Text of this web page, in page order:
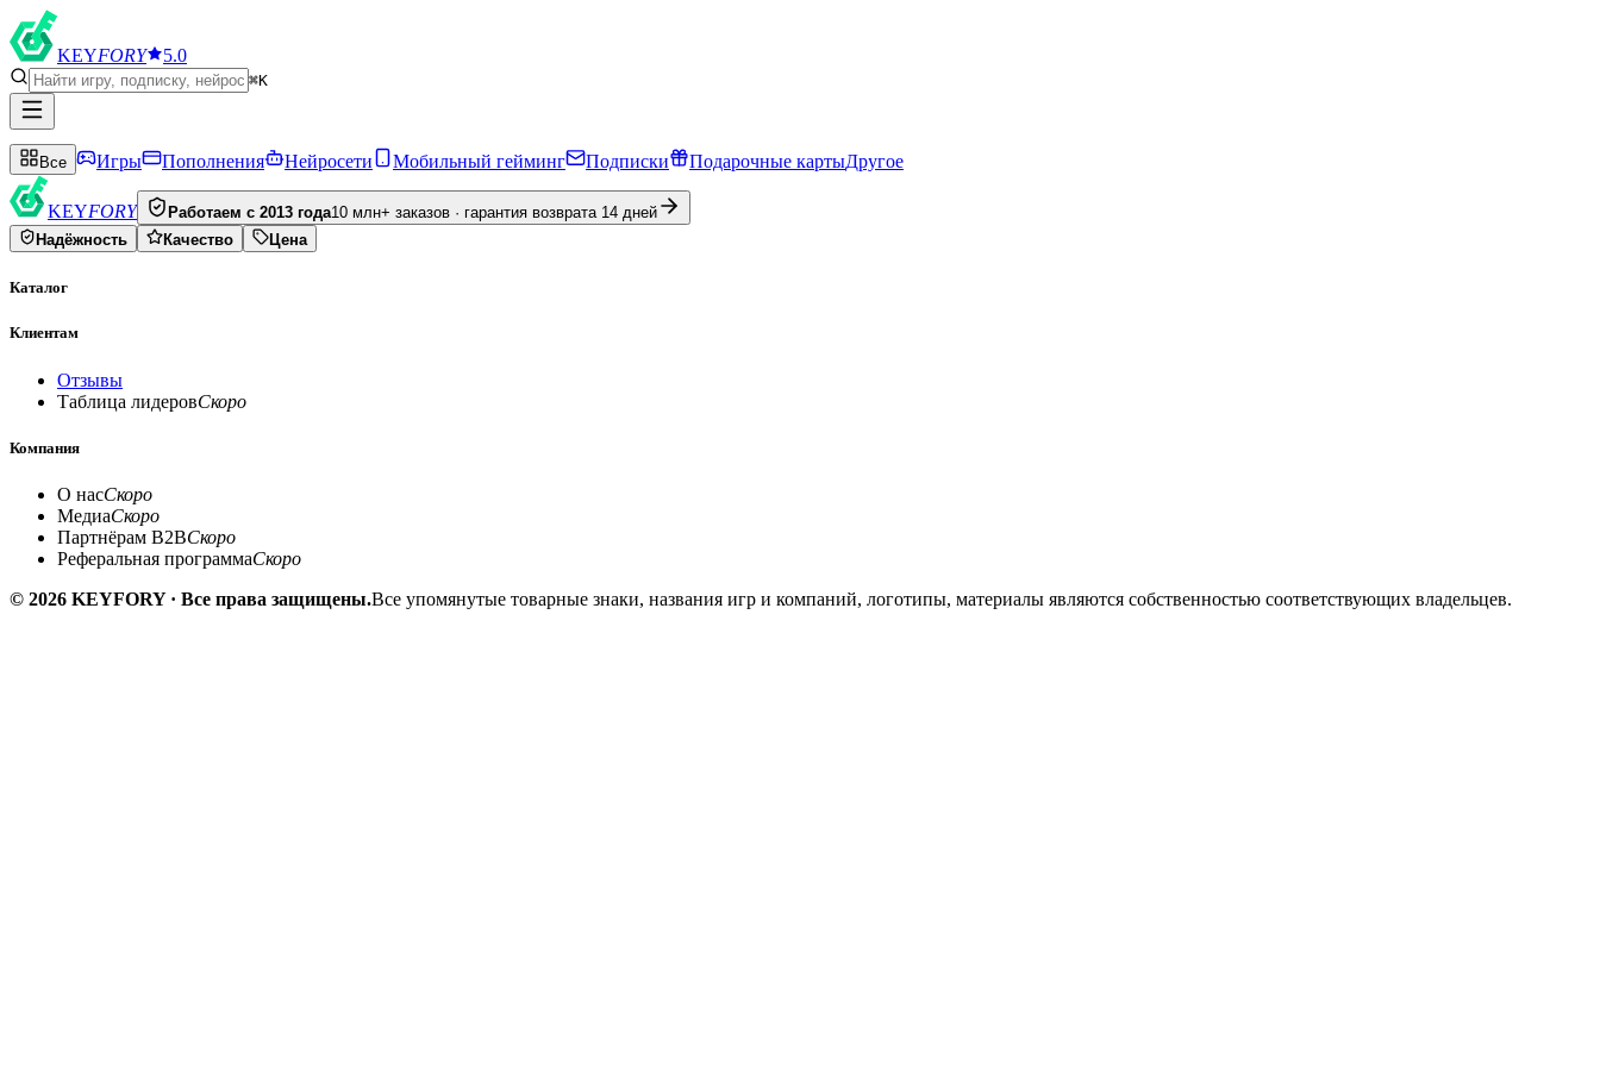
KEYFORY 5.0
⌘K
Все Игры Пополнения Нейросети Мобильный гейминг Подписки Подарочные картыДругое
KEYFORY Работаем с 2013 года10 млн+ заказов · гарантия возврата 14 дней
Надёжность
Качество Цена
Каталог
Клиентам
Отзывы
Таблица лидеровСкоро
Компания
О насСкоро
МедиаСкоро
Партнёрам B2BСкоро
Реферальная программаСкоро
© 2026 KEYFORY · Все права защищены.Все упомянутые товарные знаки, названия игр и компаний, логотипы, материалы являются собственностью соответствующих владельцев.